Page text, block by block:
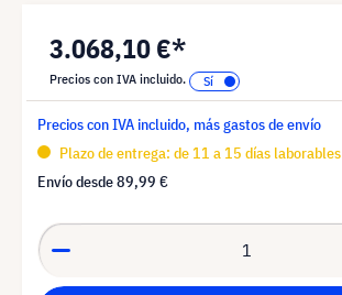
3.068,10 €*
Precios con IVA incluido.
Precios con IVA incluido, más gastos de envío
Plazo de entrega: de 11 a 15 días laborables
Envío desde89,99 €